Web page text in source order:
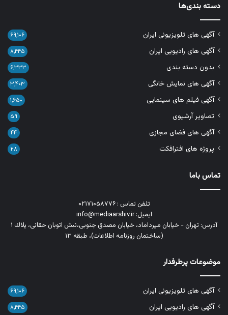
دسته بندی‌ها
آگهی های تلویزیونی ایران ۶۹,۱۰۶
آگهی های رادیویی ایران ۸,۴۴۵
بدون دسته بندی ۶,۳۳۳
آگهی های نمایش خانگی ۳,۴۰۳
آگهی فیلم های سینمایی ۱,۶۵۰
تصاویر آرشیوی ۵۹
آگهی های فضای مجازی ۴۴
پروژه های افترافکت ۲۸
تماس باما
تلفن تماس : ۰۲۱۷۱۰۵۸۷۷۶
ایمیل: info@mediaarshiv.ir
آدرس: تهران - خیابان میرداماد، خیابان مصدق جنوبی،نبش اتوبان حقانی، پلاك ١
(ساختمان روزنامه اطلاعات)، طبقه ۱۳
موضوعات پرطرفدار
آگهی های تلویزیونی ایران ۶۹,۱۰۶
آگهی های رادیویی ایران ۸,۴۴۵